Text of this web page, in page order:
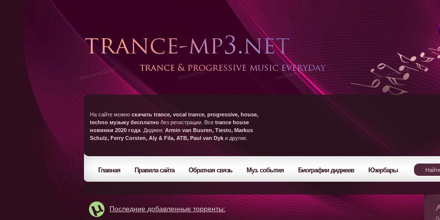
На сайте можно скачать trance, vocal trance, progressive, house,
techno музыку бесплатно без регистрации. Все trance house
новинки 2020 года . Диджеи: Armin van Buuren, Tiesto, Markus
Schulz, Ferry Corsten, Aly & Fila, ATB, Paul van Dyk и другие.
Главная Правила сайта Обратная связь Муз. события Биографии диджеев Юзербары
Последние добавленные торренты: